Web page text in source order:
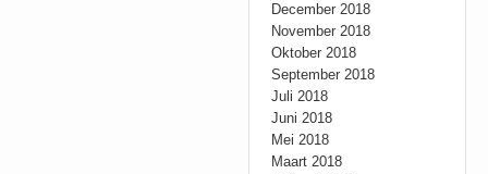
December 2018
November 2018
Oktober 2018
September 2018
Juli 2018
Juni 2018
Mei 2018
Maart 2018